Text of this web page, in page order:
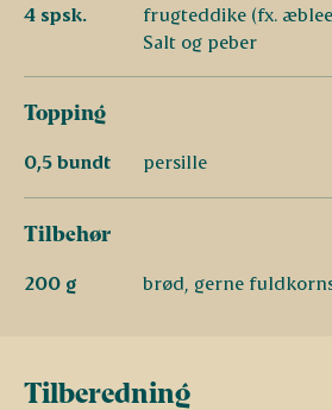
4 spsk.
frugteddike (fx.
Salt og peber
Topping
0,5 bundt persille
Tilbehør
200 g brød, gerne
Tilberedning